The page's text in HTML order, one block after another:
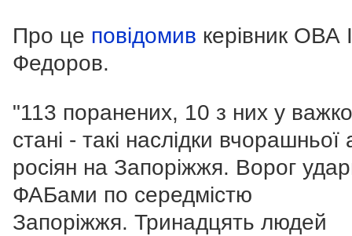
Про це повідомив керівник ОВА
Федоров.
"113 поранених, 10 з них у
стані - такі наслідки вчорашньої
росіян на Запоріжжя. Ворог
ФАБами по середмістю
Запоріжжя. Тринадцять людей